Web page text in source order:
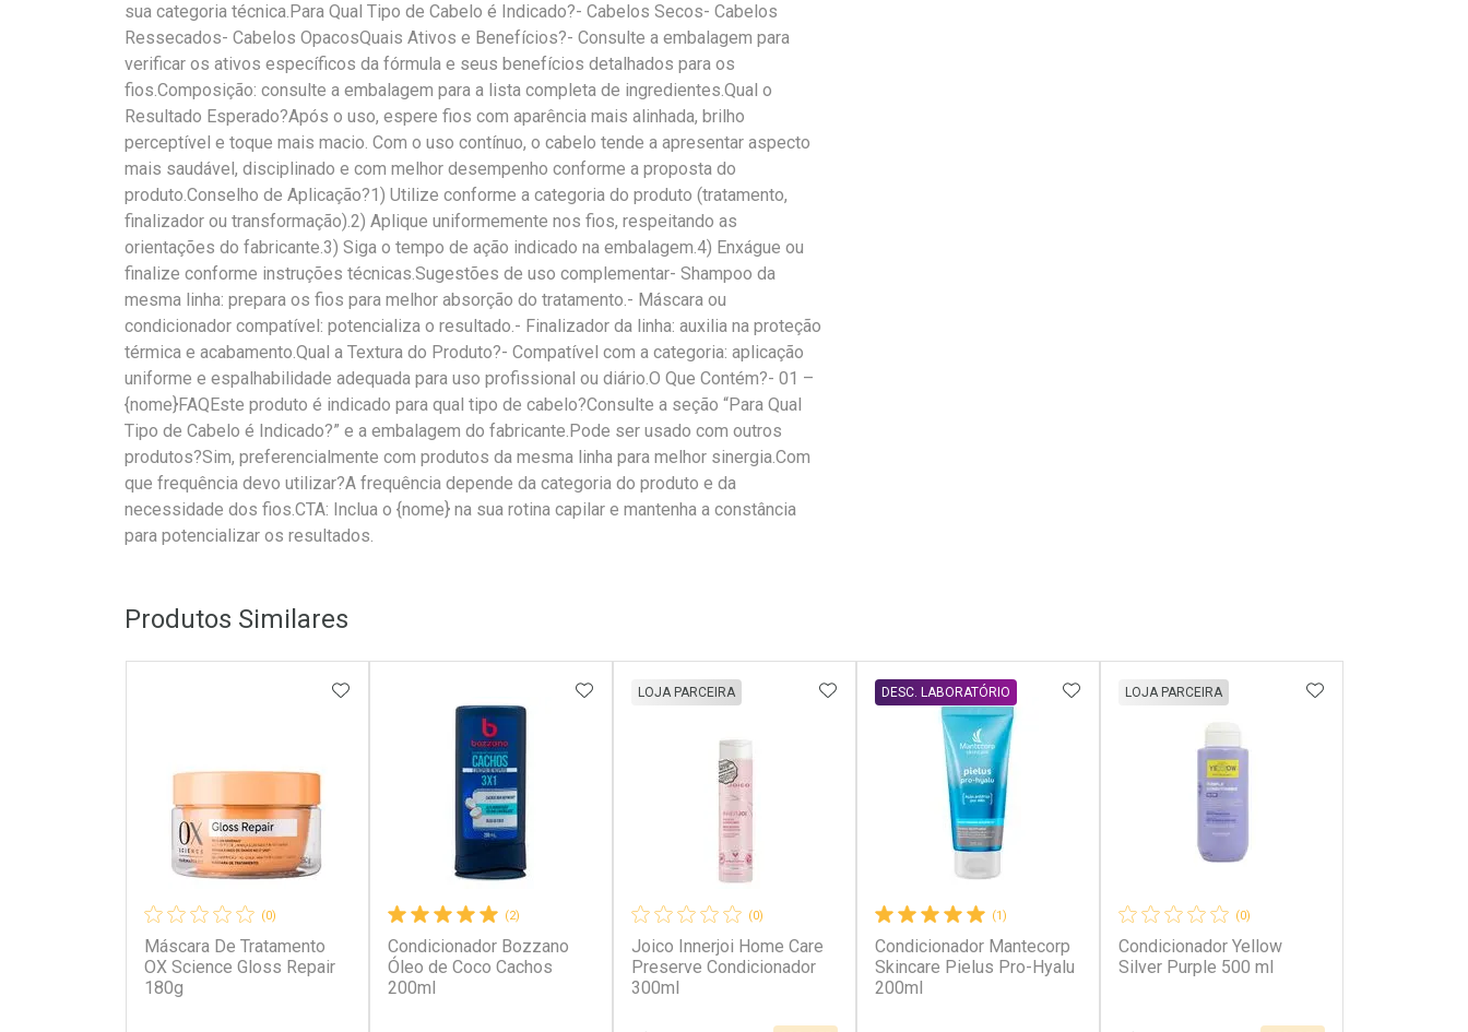
sua categoria técnica.Para Qual Tipo de Cabelo é Indicado?- Cabelos Secos- Cabelos
Ressecados- Cabelos OpacosQuais Ativos e Benefícios?- Consulte a embalagem para
verificar os ativos específicos da fórmula e seus benefícios detalhados para os
fios.Composição: consulte a embalagem para a lista completa de ingredientes.Qual o
Resultado Esperado?Após o uso, espere fios com aparência mais alinhada, brilho
perceptível e toque mais macio. Com o uso contínuo, o cabelo tende a apresentar aspecto
mais saudável, disciplinado e com melhor desempenho conforme a proposta do
produto.Conselho de Aplicação?1) Utilize conforme a categoria do produto (tratamento,
finalizador ou transformação).2) Aplique uniformemente nos fios, respeitando as
orientações do fabricante.3) Siga o tempo de ação indicado na embalagem.4) Enxágue ou
finalize conforme instruções técnicas.Sugestões de uso complementar- Shampoo da
mesma linha: prepara os fios para melhor absorção do tratamento.- Máscara ou
condicionador compatível: potencializa o resultado.- Finalizador da linha: auxilia na proteção
térmica e acabamento.Qual a Textura do Produto?- Compatível com a categoria: aplicação
uniforme e espalhabilidade adequada para uso profissional ou diário.O Que Contém?- 01 –
{nome}FAQEste produto é indicado para qual tipo de cabelo?Consulte a seção “Para Qual
Tipo de Cabelo é Indicado?” e a embalagem do fabricante.Pode ser usado com outros
produtos?Sim, preferencialmente com produtos da mesma linha para melhor sinergia.Com
que frequência devo utilizar?A frequência depende da categoria do produto e da
necessidade dos fios.CTA: Inclua o {nome} na sua rotina capilar e mantenha a constância
para potencializar os resultados.
Produtos Similares
(0)
Máscara De Tratamento
OX Science Gloss Repair
180g
ADICIONAR AOS FAVORITOS
(2)
Condicionador Bozzano
Óleo de Coco Cachos
200ml
ADICIONAR AOS FAVORITOS
(0)
Joico Innerjoi Home Care
Preserve Condicionador
300ml
LOJA PARCEIRA ADICIONAR AOS FAVORITOS
(1)
Condicionador Mantecorp
Skincare Pielus Pro-Hyalu
200ml
DESC. LABORATÓRIO ADICIONAR AOS FAVORITOS
(0)
Condicionador Yellow
Silver Purple 500 ml
LOJA PARCEIRA ADICIONAR AOS